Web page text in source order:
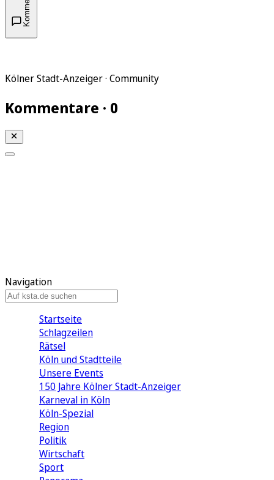
Kölner Stadt-Anzeiger · Community
Kommentare · 0
Navigation
Startseite
Schlagzeilen
Rätsel
Köln und Stadtteile
Unsere Events
150 Jahre Kölner Stadt-Anzeiger
Karneval in Köln
Köln-Spezial
Region
Politik
Wirtschaft
Sport